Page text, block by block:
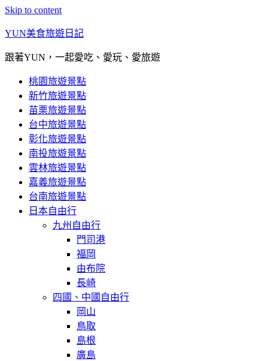
Skip to content
YUN美食旅遊日記
跟著YUN，一起愛吃、愛玩、愛旅遊
桃園旅遊景點
新竹旅遊景點
苗栗旅遊景點
台中旅遊景點
彰化旅遊景點
南投旅遊景點
雲林旅遊景點
嘉義旅遊景點
台南旅遊景點
日本自由行
九州自由行
門司港
福岡
由布院
長崎
四國、中國自由行
岡山
鳥取
島根
廣島